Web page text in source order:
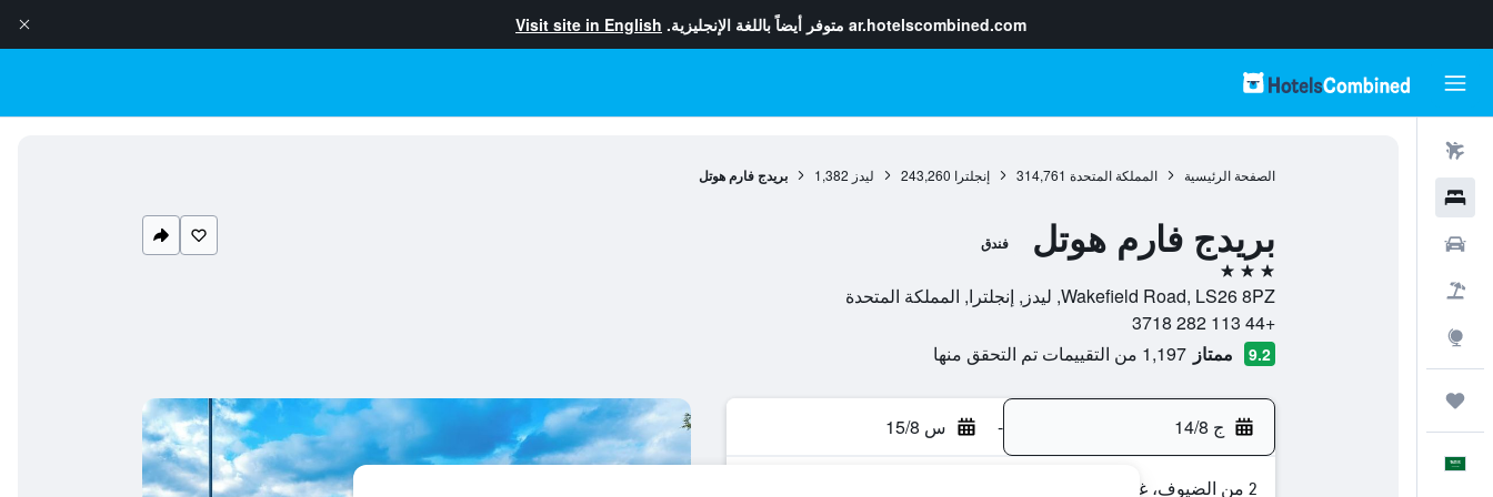
ar.hotelscombined.com متوفر أيضاً باللغة الإنجليزية. Visit site in English
الصفحة الرئيسية المملكة المتحدة 314,761 إنجلترا 243,260 ليدز 1,382 بريدج فارم هوتل
بريدج فارم هوتل فندق
3 نجوم
Wakefield Road, LS26 8PZ, ليدز, إنجلترا, المملكة المتحدة
+44 113 282 3718
9.2 ممتاز 1,197 من التقييمات تم التحقق منها
ج 14/8 - س 15/8
2 من الضيوف، غرفة واحدة